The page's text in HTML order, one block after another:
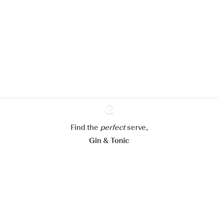
Ginventory
Find the perfectserve,
Gin & Tonic